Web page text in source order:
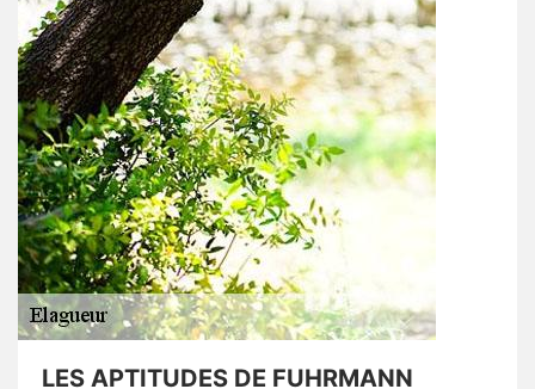
LES APTITUDES DE FUHRMANN